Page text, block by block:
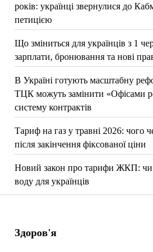
років: українці звернулися до
петицією
Що зміниться для українців з 1
зарплати, бронювання та нові
В Україні готують масштабну
ТЦК можуть замінити «Офісами
систему контрактів
Тариф на газ у травні 2026: чого
після закінчення фіксованої ціни
Новий закон про тарифи ЖКП: чи
воду для українців
Здоров'я